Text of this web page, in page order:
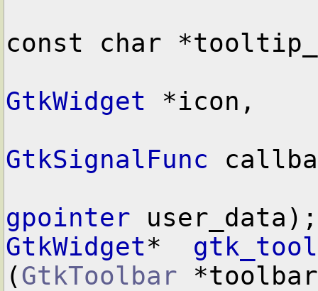
const char
GtkWidget *icon,
GtkSignalFunc
gpointer
GtkWidget*
(GtkToolbar